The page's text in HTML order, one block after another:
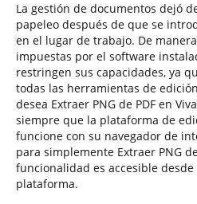
La gestión de documentos dejó
papeleo después de que se
en el lugar de trabajo. De
impuestas por el software
restringen sus capacidades, ya
todas las herramientas de
desea Extraer PNG de PDF en
siempre que la plataforma de
funcione con su navegador de
para simplemente Extraer PNG
funcionalidad es accesible
plataforma.